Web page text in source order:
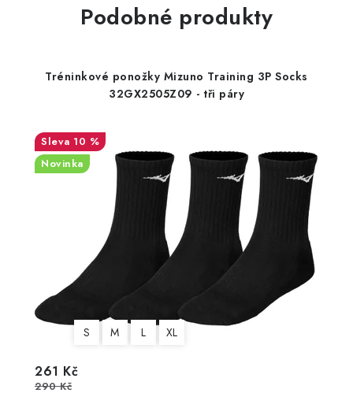
Podobné produkty
Tréninkové ponožky Mizuno Training 3P Socks
32GX2505Z09 - tři páry
10 %
Novinka
S M L XL
261 Kč
290 Kč